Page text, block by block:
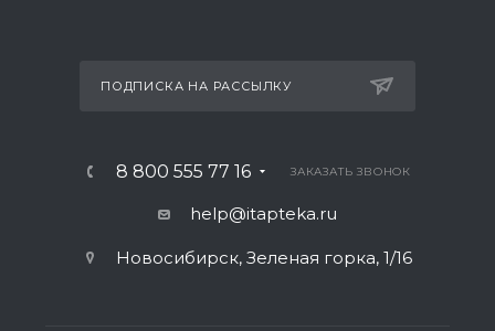
ПОДПИСКА НА РАССЫЛКУ
8 800 555 77 16 ЗАКАЗАТЬ ЗВОНОК
help@itapteka.ru
Новосибирск, Зеленая горка, 1/16